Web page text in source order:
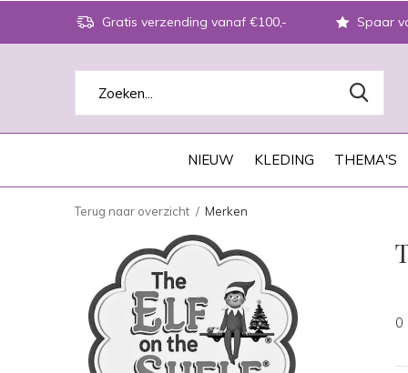
NIEUW KLEDING THEMA'S
Gratis verzending vanaf €100,- Spaar
Terug naar overzicht Merken
0